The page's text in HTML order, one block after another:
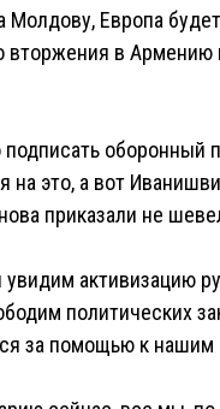
Европа
вторжения в
оборонный
на это, а вот
приказали не
активизацию
политических
за помощью к